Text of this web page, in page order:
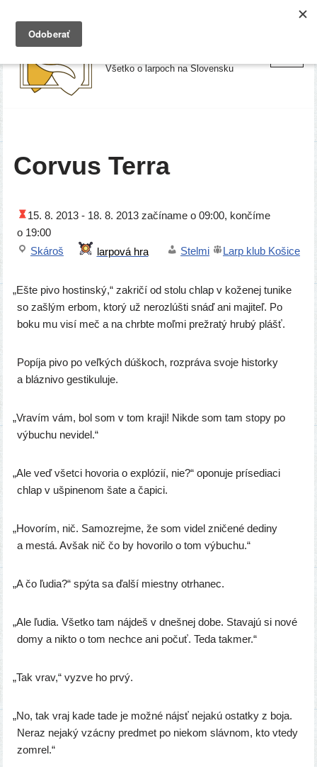
Preskočiť
Všetko o larpoch na Slovensku
Corvus Terra
15. 8. 2013 -18. 8. 2013 začí­na­me o 09:00, kon­čí­me
o 19:00
Skároš
Stelmi Larp klub Košice
„Ešte pivo hos­tin­ský,“ zakri­čí od sto­lu chlap v kože­nej tuni­ke
so zašlým erbom, kto­rý už neroz­lúš­ti snáď ani maji­teľ. Po
boku mu visí meč a na chrb­te moľ­mi pre­žra­tý hru­bý plášť.
Popíja pivo po veľ­kých dúš­koch, roz­prá­va svo­je his­tor­ky
a bláz­ni­vo gestikuluje.
„Vravím vám, bol som v tom kra­ji! Nikde som tam sto­py po
výbu­chu nevidel.“
„Ale veď všet­ci hovo­ria o expló­zií, nie?“ opo­nu­je prí­se­dia­ci
chlap v ušpi­ne­nom šate a čapici.
„Hovorím, nič. Samozrejme, že som videl zni­če­né dedi­ny
a mes­tá. Avšak nič čo by hovo­ri­lo o tom výbuchu.“
„A čo ľudia?“ spý­ta sa ďal­ší miest­ny otrhanec.
„Ale ľudia. Všetko tam náj­deš v dneš­nej dobe. Stavajú si nové
domy a nikto o tom nech­ce ani počuť. Teda takmer.“
„Tak vrav,“ vyzve ho prvý.
„No, tak vraj kade tade je mož­né nájsť neja­kú ostat­ky z boja.
Neraz neja­ký vzác­ny pred­met po nie­kom sláv­nom, kto vte­dy
zomrel.“